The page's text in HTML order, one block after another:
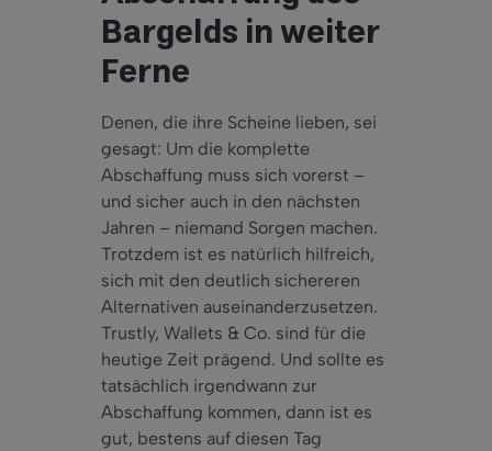
Bargelds in weiter
Ferne
Denen, die ihre Scheine lieben, sei
gesagt: Um die komplette
Abschaffung muss sich vorerst –
und sicher auch in den nächsten
Jahren – niemand Sorgen machen.
Trotzdem ist es natürlich hilfreich,
sich mit den deutlich sichereren
Alternativen auseinanderzusetzen.
Trustly, Wallets & Co. sind für die
heutige Zeit prägend. Und sollte es
tatsächlich irgendwann zur
Abschaffung kommen, dann ist es
gut, bestens auf diesen Tag